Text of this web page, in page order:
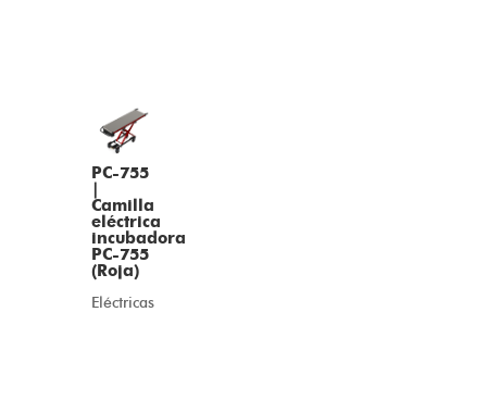
PC-755
|
Camilla
eléctrica
incubadora
PC-755
(Roja)
Eléctricas